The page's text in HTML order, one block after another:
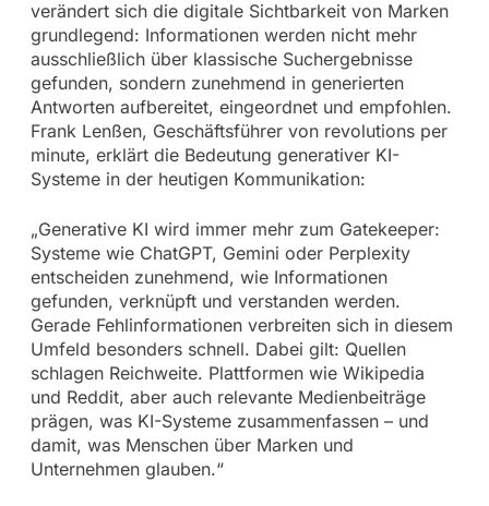
verändert sich die digitale Sichtbarkeit von Marken
grundlegend: Informationen werden nicht mehr
ausschließlich über klassische Suchergebnisse
gefunden, sondern zunehmend in generierten
Antworten aufbereitet, eingeordnet und empfohlen.
Frank Lenßen, Geschäftsführer von revolutions per
minute, erklärt die Bedeutung generativer KI-
Systeme in der heutigen Kommunikation:
„Generative KI wird immer mehr zum Gatekeeper:
Systeme wie ChatGPT, Gemini oder Perplexity
entscheiden zunehmend, wie Informationen
gefunden, verknüpft und verstanden werden.
Gerade Fehlinformationen verbreiten sich in diesem
Umfeld besonders schnell. Dabei gilt: Quellen
schlagen Reichweite. Plattformen wie Wikipedia
und Reddit, aber auch relevante Medienbeiträge
prägen, was KI-Systeme zusammenfassen – und
damit, was Menschen über Marken und
Unternehmen glauben.“